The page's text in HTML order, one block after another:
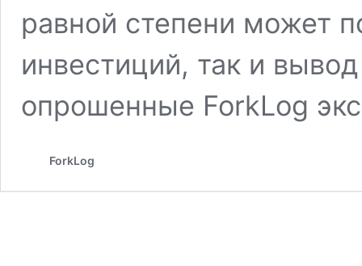
равной степени может
инвестиций, так и
опрошенные ForkLog
ForkLog